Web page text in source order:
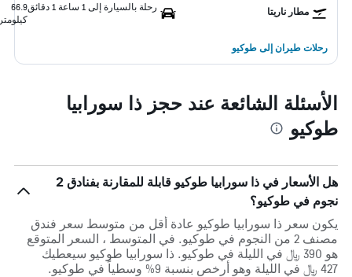
مطار ناريتا رحلة بالسيارة إلى 1 ساعة 1 دقائق
66.9
رحلات طيران إلى طوكيو
الأسئلة الشائعة عند حجز ذا سورابيا
طوكيو
هل الأسعار في ذا سورابيا طوكيو قابلة للمقارنة بفنادق 2
نجوم في طوكيو؟
يكون سعر ذا سورابيا طوكيو عادة أقل من متوسط ​​سعر فندق
مصنف 2 من النجوم في طوكيو. في المتوسط ، السعر المتوقع
هو 390 ﷼ في الليلة في طوكيو. ذا سورابيا طوكيو سيعطيك
427 ﷼ في الليلة وهو أرخص بنسبة 9% وسطياً في طوكيو.